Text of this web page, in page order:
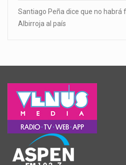
Santiago Peña dice que no habrá
Albirroja al país